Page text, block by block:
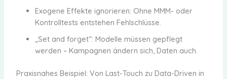
Exogene Effekte ignorieren: Ohne MMM- oder
Kontrolltests entstehen Fehlschlüsse.
„Set and forget“: Modelle müssen gepflegt
werden – Kampagnen ändern sich, Daten auch.
Praxisnahes Beispiel: Von Last-Touch zu Data-Driven in